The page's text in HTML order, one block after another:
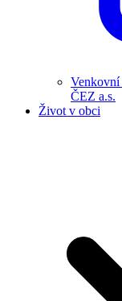
Venkovní
ČEZ a.s.
Život v obci